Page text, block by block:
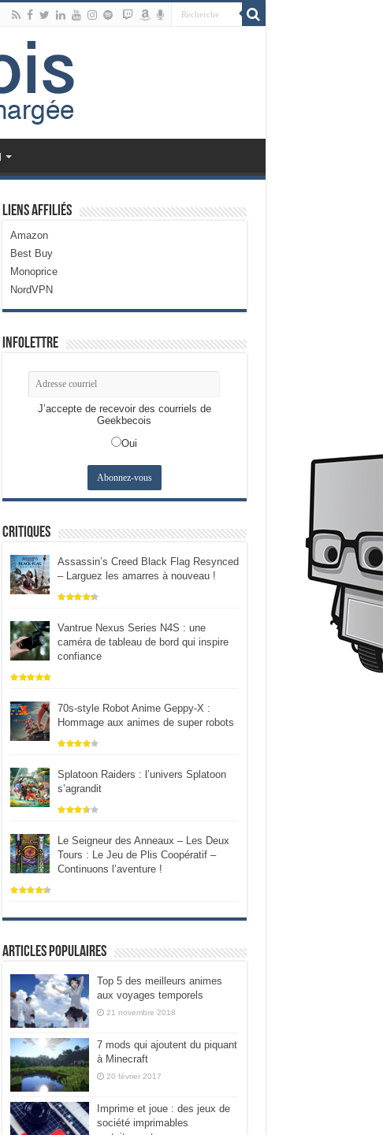
Liens Affiliés
Amazon
Best Buy
Monoprice
NordVPN
Infolettre
J’accepte de recevoir des courriels de
Geekbecois
Oui
Critiques
Assassin’s Creed Black Flag Resynced
– Larguez les amarres à nouveau !
Vantrue Nexus Series N4S : une
caméra de tableau de bord qui inspire
confiance
70s-style Robot Anime Geppy-X :
Hommage aux animes de super robots
Splatoon Raiders : l’univers Splatoon
s’agrandit
Le Seigneur des Anneaux – Les Deux
Tours : Le Jeu de Plis Coopératif –
Continuons l’aventure !
Articles populaires
Top 5 des meilleurs animes
aux voyages temporels
21 novembre 2018
7 mods qui ajoutent du piquant
à Minecraft
20 février 2017
Imprime et joue : des jeux de
société imprimables